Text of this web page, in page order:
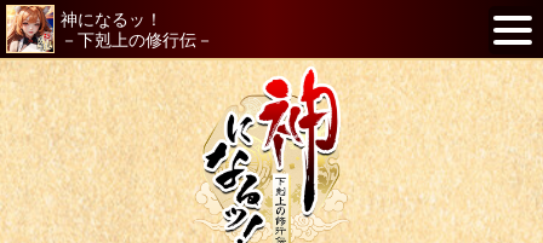
神になるッ！
－下剋上の修行伝－